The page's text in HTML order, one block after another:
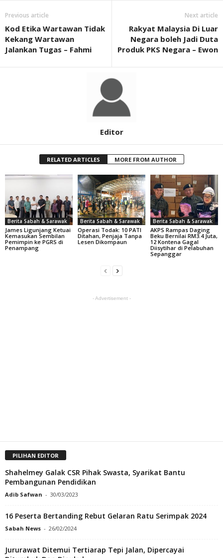
Previous article
Kod Etika Wartawan Tidak
Kekang Wartawan
Jalankan Tugas – Fahmi
Next article
Rakyat Malaysia Di Luar
Negara boleh Jadi Duta
Produk PKS Negara – Ewon
Editor
RELATED ARTICLES MORE FROM AUTHOR
Berita Sabah & Sarawak
James Ligunjang Ketuai
Kemasukan Sembilan
Pemimpin ke PGRS di
Penampang
Berita Sabah & Sarawak
Operasi Todak: 10 PATI
Ditahan, Penjaja Tanpa
Lesen Dikompaun
Berita Sabah & Sarawak
AKPS Rampas Daging
Beku Bernilai RM3.4 Juta,
12 Kontena Gagal
Diisytihar di Pelabuhan
Sepanggar
- Advertisement -
PILIHAN EDITOR
Shahelmey Galak CSR Pihak Swasta, Syarikat Bantu
Pembangunan Pendidikan
Adib Safwan - 30/03/2023
16 Peserta Bertanding Rebut Gelaran Ratu Serimpak 2024
Sabah News - 26/02/2024
Jururawat Ditemui Tertiarap Tepi Jalan, Dipercayai